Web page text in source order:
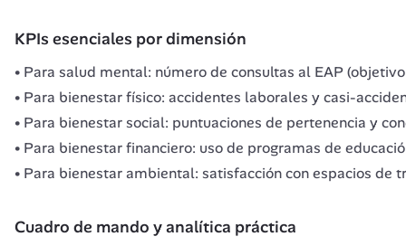
KPIs esenciales por dimensión
Para salud mental: número de consultas al EAP
Para bienestar físico: accidentes laborales y casi-
Para bienestar social: puntuaciones de pertenencia y
Para bienestar financiero: uso de programas de
Para bienestar ambiental: satisfacción con espacios
Cuadro de mando y analítica práctica